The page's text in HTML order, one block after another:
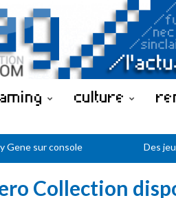
culture
Gene sur console Des
Collection